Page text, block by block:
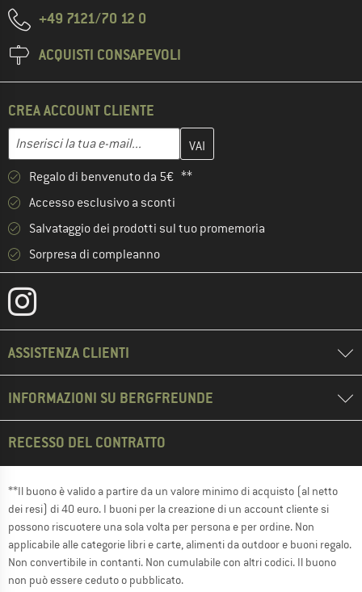
+49 7121/70 12 0
ACQUISTI CONSAPEVOLI
CREA ACCOUNT CLIENTE
Indirizzo e-mail
Inserisci qui il tuo indirizzo e-mail e crea il tuo account cliente
Regalo di benvenuto da 5€ **
Accesso esclusivo a sconti
Salvataggio dei prodotti sul tuo promemoria
Sorpresa di compleanno
ASSISTENZA CLIENTI
INFORMAZIONI SU BERGFREUNDE
RECESSO DEL CONTRATTO
**Il buono è valido a partire da un valore minimo di acquisto (al netto
dei resi) di 40 euro. I buoni per la creazione di un account cliente si
possono riscuotere una sola volta per persona e per ordine. Non
applicabile alle categorie libri e carte, alimenti da outdoor e buoni regalo.
Non convertibile in contanti. Non cumulabile con altri codici. Il buono
non può essere ceduto o pubblicato.